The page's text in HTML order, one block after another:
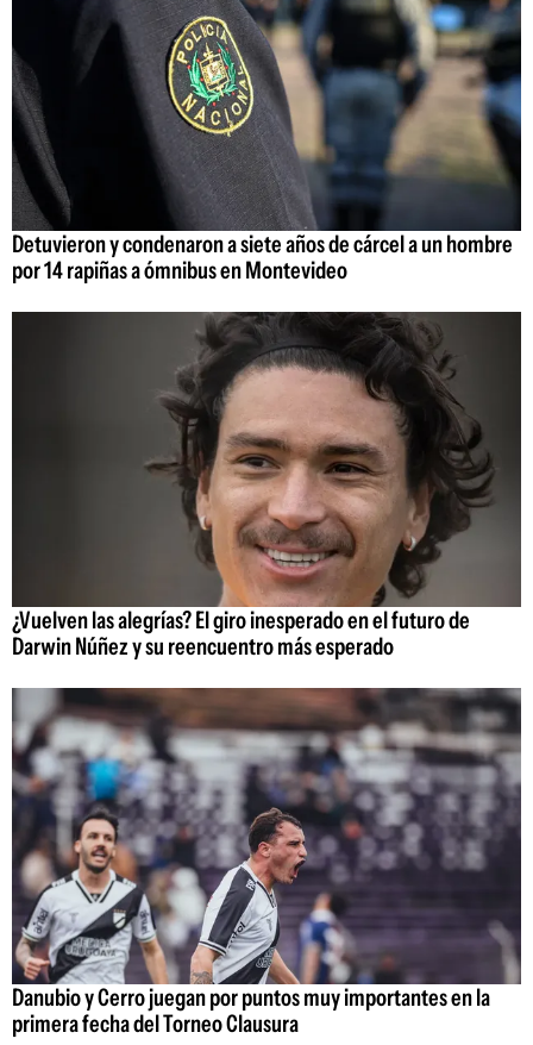
Detuvieron y condenaron a siete años de cárcel a un hombre
por 14 rapiñas a ómnibus en Montevideo
¿Vuelven las alegrías? El giro inesperado en el futuro de
Darwin Núñez y su reencuentro más esperado
Danubio y Cerro juegan por puntos muy importantes en la
primera fecha del Torneo Clausura